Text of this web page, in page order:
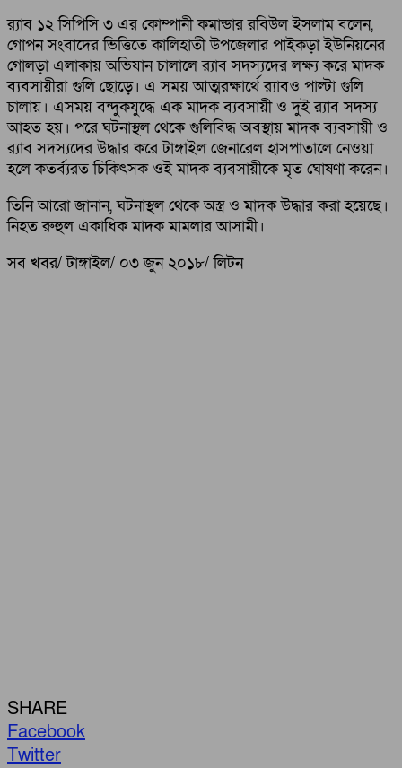
র‌্যাব ১২ সিপিসি ৩ এর কোম্পানী কমান্ডার রবিউল ইসলাম বলেন,
গোপন সংবাদের ভিত্তিতে কালিহাতী উপজেলার পাইকড়া ইউনিয়নের
গোলড়া এলাকায় অভিযান চালালে র‌্যাব সদস্যদের লক্ষ্য করে মাদক
ব্যবসায়ীরা গুলি ছোড়ে। এ সময় আত্মরক্ষার্থে র‌্যাবও পাল্টা গুলি
চালায়। এসময় বন্দুকযুদ্ধে এক মাদক ব্যবসায়ী ও দুই র‌্যাব সদস্য
অাহত হয়। পরে ঘটনাস্থল থেকে গুলিবিদ্ধ অবস্থায় মাদক ব্যবসায়ী ও
র‌্যাব সদস্যদের উদ্ধার করে টাঙ্গাইল জেনারেল হাসপাতালে নেওয়া
হলে কতর্ব্যরত চিকিৎসক ওই মাদক ব্যবসায়ীকে মৃত ঘোষণা করেন।
তিনি আরো জানান, ঘটনাস্থল থেকে অস্ত্র ও মাদক উদ্ধার করা হয়েছে।
নিহত রুহুল একাধিক মাদক মামলার অাসামী।
সব খবর/ টাঙ্গাইল/ ০৩ জুন ২০১৮/ লিটন
SHARE
Facebook
Twitter